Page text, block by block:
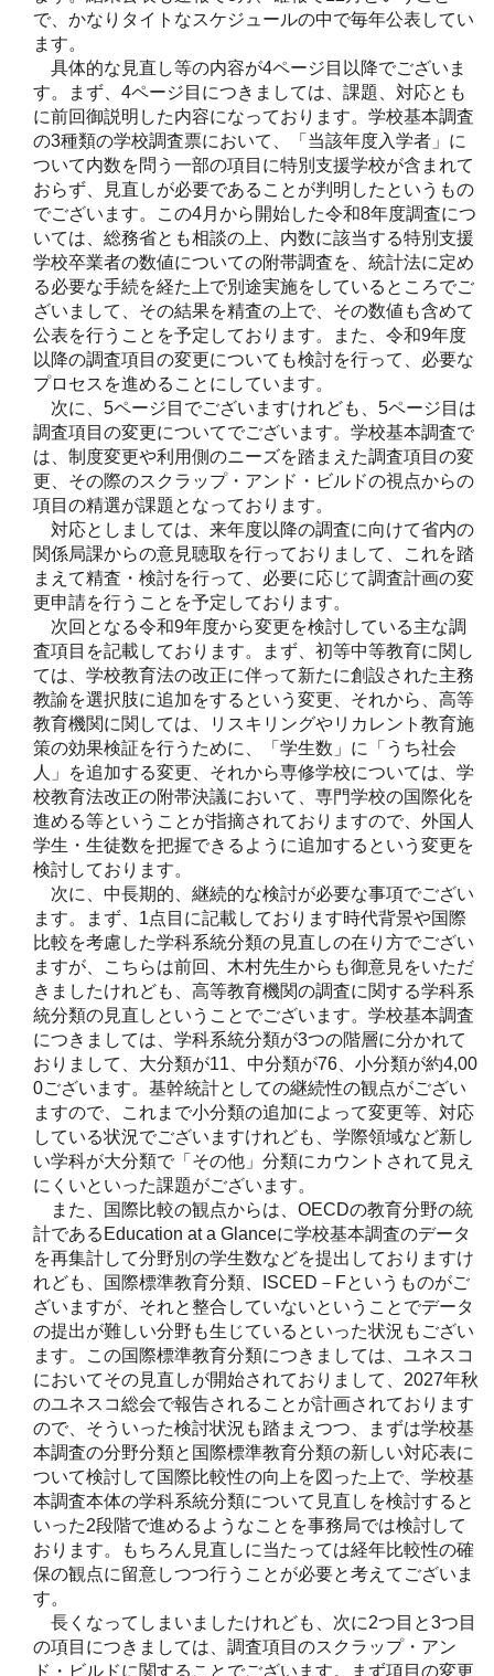
で、かなりタイトなスケジュールの中で毎年公表してい
ます。
具体的な見直し等の内容が4ページ目以降でございま
す。まず、4ページ目につきましては、課題、対応とも
に前回御説明した内容になっております。学校基本調査
の3種類の学校調査票において、「当該年度入学者」に
ついて内数を問う一部の項目に特別支援学校が含まれて
おらず、見直しが必要であることが判明したというもの
でございます。この4月から開始した令和8年度調査につ
いては、総務省とも相談の上、内数に該当する特別支援
学校卒業者の数値についての附帯調査を、統計法に定め
る必要な手続を経た上で別途実施をしているところでご
ざいまして、その結果を精査の上で、その数値も含めて
公表を行うことを予定しております。また、令和9年度
以降の調査項目の変更についても検討を行って、必要な
プロセスを進めることにしています。
次に、5ページ目でございますけれども、5ページ目は
調査項目の変更についてでございます。学校基本調査で
は、制度変更や利用側のニーズを踏まえた調査項目の変
更、その際のスクラップ・アンド・ビルドの視点からの
項目の精選が課題となっております。
対応としましては、来年度以降の調査に向けて省内の
関係局課からの意見聴取を行っておりまして、これを踏
まえて精査・検討を行って、必要に応じて調査計画の変
更申請を行うことを予定しております。
次回となる令和9年度から変更を検討している主な調
査項目を記載しております。まず、初等中等教育に関し
ては、学校教育法の改正に伴って新たに創設された主務
教諭を選択肢に追加をするという変更、それから、高等
教育機関に関しては、リスキリングやリカレント教育施
策の効果検証を行うために、「学生数」に「うち社会
人」を追加する変更、それから専修学校については、学
校教育法改正の附帯決議において、専門学校の国際化を
進める等ということが指摘されておりますので、外国人
学生・生徒数を把握できるように追加するという変更を
検討しております。
次に、中長期的、継続的な検討が必要な事項でござい
ます。まず、1点目に記載しております時代背景や国際
比較を考慮した学科系統分類の見直しの在り方でござい
ますが、こちらは前回、木村先生からも御意見をいただ
きましたけれども、高等教育機関の調査に関する学科系
統分類の見直しということでございます。学校基本調査
につきましては、学科系統分類が3つの階層に分かれて
おりまして、大分類が11、中分類が76、小分類が約4,00
0ございます。基幹統計としての継続性の観点がござい
ますので、これまで小分類の追加によって変更等、対応
している状況でございますけれども、学際領域など新し
い学科が大分類で「その他」分類にカウントされて見え
にくいといった課題がございます。
また、国際比較の観点からは、OECDの教育分野の統
計であるEducation at a Glanceに学校基本調査のデータ
を再集計して分野別の学生数などを提出しておりますけ
れども、国際標準教育分類、ISCED－Fというものがご
ざいますが、それと整合していないということでデータ
の提出が難しい分野も生じているといった状況もござい
ます。この国際標準教育分類につきましては、ユネスコ
においてその見直しが開始されておりまして、2027年秋
のユネスコ総会で報告されることが計画されております
ので、そういった検討状況も踏まえつつ、まずは学校基
本調査の分野分類と国際標準教育分類の新しい対応表に
ついて検討して国際比較性の向上を図った上で、学校基
本調査本体の学科系統分類について見直しを検討すると
いった2段階で進めるようなことを事務局では検討して
おります。もちろん見直しに当たっては経年比較性の確
保の観点に留意しつつ行うことが必要と考えてございま
す。
長くなってしまいましたけれども、次に2つ目と3つ目
の項目につきましては、調査項目のスクラップ・アン
ド・ビルドに関することでございます。まず項目の変更